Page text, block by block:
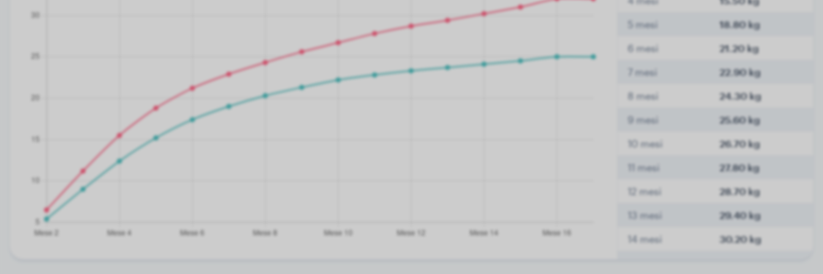
5 mesi 18.80 kg
6 mesi 21.20 kg
7 mesi 22.90 kg
8 mesi 24.30 kg
9 mesi 25.60 kg
10 mesi 26.70 kg
11 mesi 27.80 kg
12 mesi 28.70 kg
13 mesi 29.40 kg
14 mesi 30.20 kg